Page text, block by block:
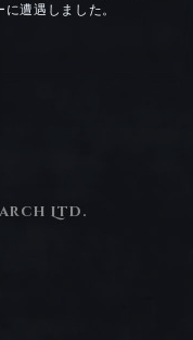
遭遇しました。
Ltd.